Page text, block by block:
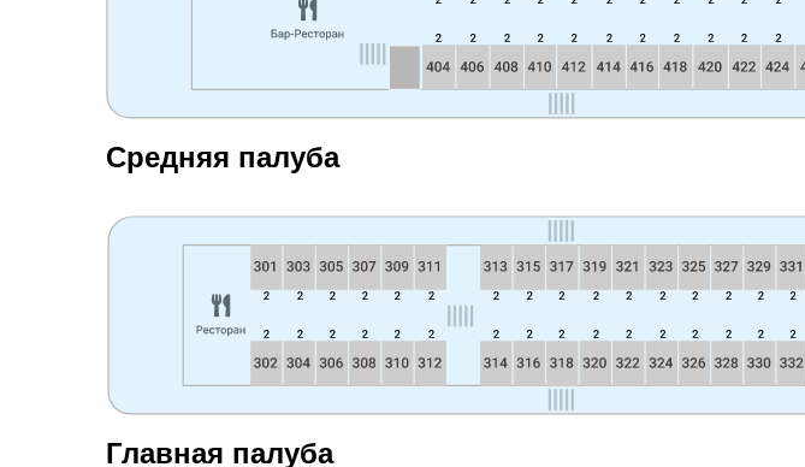
Средняя палуба
Главная палуба